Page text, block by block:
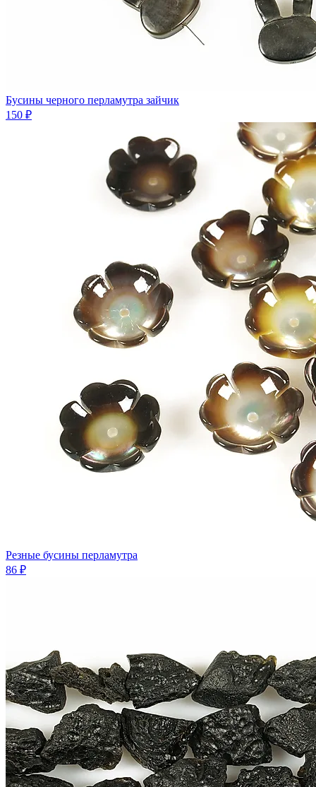
Бусины черного перламутра зайчик
150 ₽
Резные бусины перламутра
86 ₽